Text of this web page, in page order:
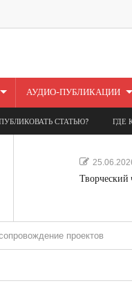
АУДИО-ПУБЛИКАЦИИ
СТАТЬЮ? ГДЕ
Творческий
проектов